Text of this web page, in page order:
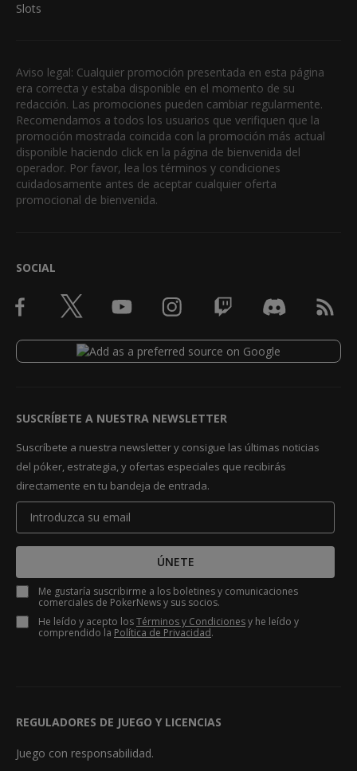
Slots
Aviso legal: Cualquier promoción presentada en esta página
era correcta y estaba disponible en el momento de su
redacción. Las promociones pueden cambiar regularmente.
Recomendamos a todos los usuarios que verifiquen que la
promoción mostrada coincida con la promoción más actual
disponible haciendo click en la página de bienvenida del
operador. Por favor, lea los términos y condiciones
cuidadosamente antes de aceptar cualquier oferta
promocional de bienvenida.
SOCIAL
SUSCRÍBETE A NUESTRA NEWSLETTER
Suscríbete a nuestra newsletter y consigue las últimas noticias
del póker, estrategia, y ofertas especiales que recibirás
directamente en tu bandeja de entrada.
ÚNETE
Me gustaría suscribirme a los boletines y comunicaciones
comerciales de PokerNews y sus socios.
He leído y acepto losTérminos y Condicionesy he leído y
comprendido la Política de Privacidad.
REGULADORES DE JUEGO Y LICENCIAS
Juego con responsabilidad.